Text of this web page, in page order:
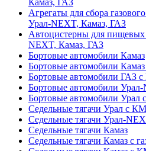
Камаз, ГАЗ
Агрегаты для сбора
Урал-NEXT, Камаз, ГАЗ
Автоцистерны для
NEXT, Камаз, ГАЗ
Бортовые автомобили Камаз
Бортовые автомобили
Бортовые автомобили ГАЗ
Бортовые автомобили
Бортовые автомобили
Седельные тягачи Урал с
Седельные тягачи Урал-
Седельные тягачи Камаз
Седельные тягачи Камаз с